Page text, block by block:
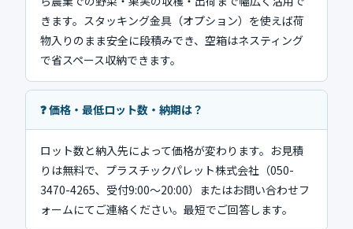
きます。スタッキング金具（オプション）を使えば荷
物入りのまま安全に段積みでき、空箱はネスティング
で省スペース収納できます。
❓ 価格・最低ロット数・納期は？
ロット数と納入先によって価格が変わります。お見積
りは無料で、プラスチックパレット株式会社（050-
3470-4265、受付9:00〜20:00）またはお問い合わせフ
ォームにてご連絡ください。最短でご回答します。